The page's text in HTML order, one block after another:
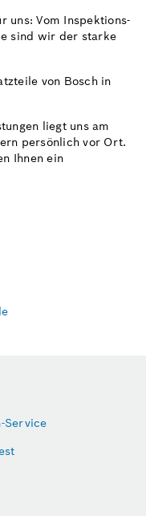
uns: Vom Inspektions-
sind wir der starke
von Bosch in
liegt uns am
persönlich vor Ort.
Ihnen ein
Service